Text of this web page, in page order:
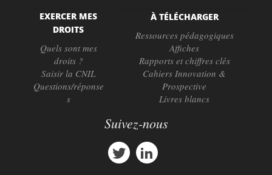
EXERCER MES
DROITS
Quels sont mes
droits ?
Saisir la CNIL
Questions/réponse
s
À TÉLÉCHARGER
Ressources pédagogiques
Affiches
Rapports et chiffres clés
Cahiers Innovation &
Prospective
Livres blancs
Suivez-nous